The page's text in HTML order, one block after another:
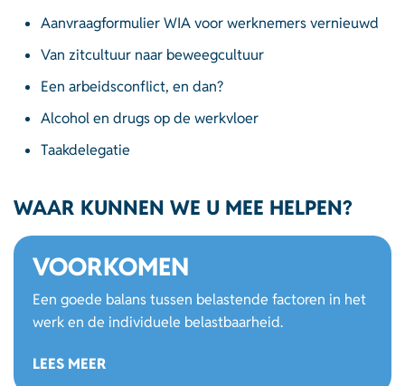
Aanvraagformulier WIA voor werknemers vernieuwd
Van zitcultuur naar beweegcultuur
Een arbeidsconflict, en dan?
Alcohol en drugs op de werkvloer
Taakdelegatie
WAAR KUNNEN WE U MEE HELPEN?
VOORKOMEN
Een goede balans tussen belastende factoren in het
werk en de individuele belastbaarheid.
LEES MEER